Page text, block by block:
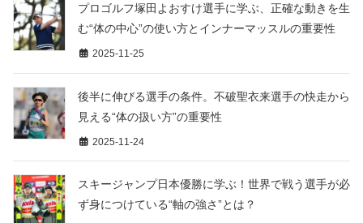
プロゴルフ塚田よおすけ選手に学ぶ、正確な動きを生
む“体の中心”の使い方とインナーマッスルの重要性
2025-11-25
後半に伸びる選手の条件。不破聖衣来選手の快走から
見える“体の扱い方”の重要性
2025-11-24
スキージャンプ日本優勝に学ぶ！世界で戦う選手が必
ず身につけている“軸の強さ”とは？